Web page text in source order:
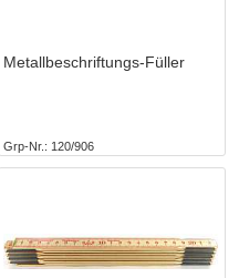
Metallbeschriftungs-Füller
Grp-Nr. 120/906